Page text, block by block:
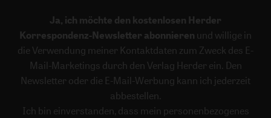
Ja, ich möchte den kostenlosen Herder
Korrespondenz-Newsletter abonnieren und willige in
die Verwendung meiner Kontaktdaten zum Zweck des E-
Mail-Marketings durch den Verlag Herder ein. Den
Newsletter oder die E-Mail-Werbung kann ich jederzeit
abbestellen.
Ich bin einverstanden, dass mein personenbezogenes